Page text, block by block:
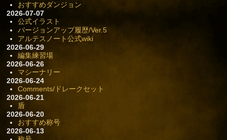
おすすめダンジョン
2026-07-07
公式イラスト
バージョンアップ履歴/Ver.5
アルテスノート公式wiki
2026-06-29
編集練習場
2026-06-26
マシーナリー
2026-06-24
Comments/ドレークセット
2026-06-21
盾
2026-06-20
おすすめ称号
2026-06-13